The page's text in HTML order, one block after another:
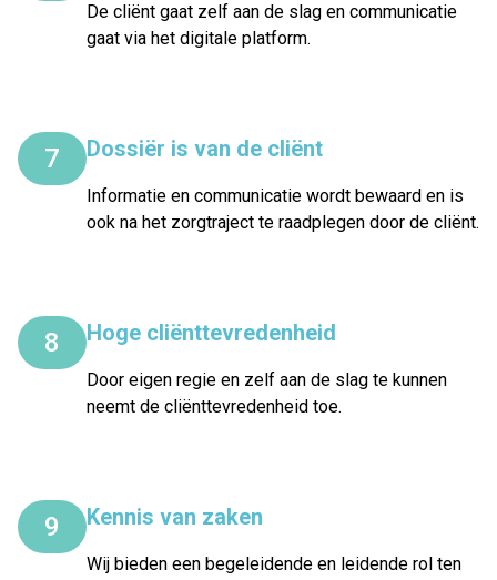
De cliënt gaat zelf aan de slag en communicatie
gaat via het digitale platform.
7 Dossiër is van de cliënt
Informatie en communicatie wordt bewaard en is
ook na het zorgtraject te raadplegen door de cliënt.
8 Hoge cliënttevredenheid
Door eigen regie en zelf aan de slag te kunnen
neemt de cliënttevredenheid toe.
9 Kennis van zaken
Wij bieden een begeleidende en leidende rol ten